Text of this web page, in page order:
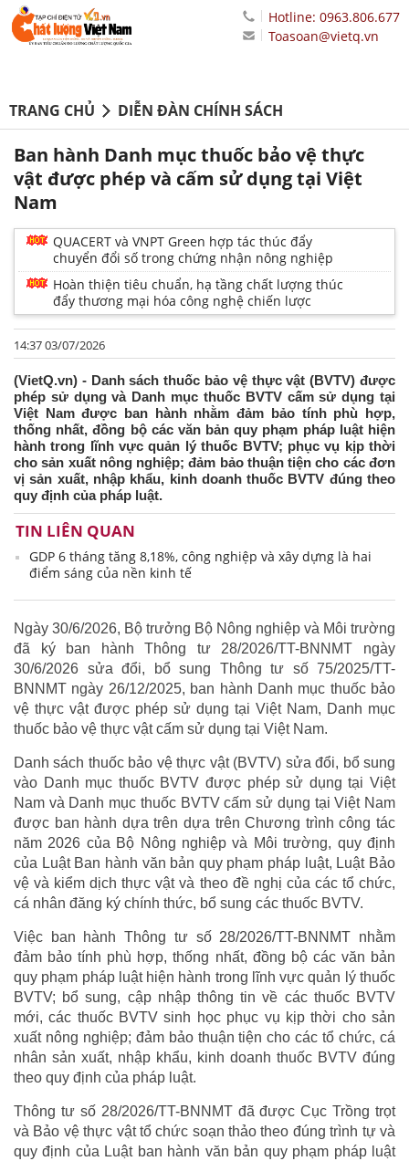
Hotline: 0963.806.677
Toasoan@vietq.vn
TRANG CHỦ DIỄN ĐÀN CHÍNH SÁCH
Ban hành Danh mục thuốc bảo vệ thực
vật được phép và cấm sử dụng tại Việt
Nam
QUACERT và VNPT Green hợp tác thúc đẩy
chuyển đổi số trong chứng nhận nông nghiệp
Hoàn thiện tiêu chuẩn, hạ tầng chất lượng thúc
đẩy thương mại hóa công nghệ chiến lược
14:37 03/07/2026
(VietQ.vn) - Danh sách thuốc bảo vệ thực vật (BVTV) được
phép sử dụng và Danh mục thuốc BVTV cấm sử dụng tại
Việt Nam được ban hành nhằm đảm bảo tính phù hợp,
thống nhất, đồng bộ các văn bản quy phạm pháp luật hiện
hành trong lĩnh vực quản lý thuốc BVTV; phục vụ kịp thời
cho sản xuất nông nghiệp; đảm bảo thuận tiện cho các đơn
vị sản xuất, nhập khẩu, kinh doanh thuốc BVTV đúng theo
quy định của pháp luật.
TIN LIÊN QUAN
GDP 6 tháng tăng 8,18%, công nghiệp và xây dựng là hai
điểm sáng của nền kinh tế
Ngày 30/6/2026, Bộ trưởng Bộ Nông nghiệp và Môi trường
đã ký ban hành Thông tư 28/2026/TT-BNNMT ngày
30/6/2026 sửa đổi, bổ sung Thông tư số 75/2025/TT-
BNNMT ngày 26/12/2025, ban hành Danh mục thuốc bảo
vệ thực vật được phép sử dụng tại Việt Nam, Danh mục
thuốc bảo vệ thực vật cấm sử dụng tại Việt Nam.
Danh sách thuốc bảo vệ thực vật (BVTV) sửa đổi, bổ sung
vào Danh mục thuốc BVTV được phép sử dụng tại Việt
Nam và Danh mục thuốc BVTV cấm sử dụng tại Việt Nam
được ban hành dựa trên dựa trên Chương trình công tác
năm 2026 của Bộ Nông nghiệp và Môi trường, quy định
của Luật Ban hành văn bản quy phạm pháp luật, Luật Bảo
vệ và kiểm dịch thực vật và theo đề nghị của các tổ chức,
cá nhân đăng ký chính thức, bổ sung các thuốc BVTV.
Việc ban hành Thông tư số 28/2026/TT-BNNMT nhằm
đảm bảo tính phù hợp, thống nhất, đồng bộ các văn bản
quy phạm pháp luật hiện hành trong lĩnh vực quản lý thuốc
BVTV; bổ sung, cập nhập thông tin về các thuốc BVTV
mới, các thuốc BVTV sinh học phục vụ kịp thời cho sản
xuất nông nghiệp; đảm bảo thuận tiện cho các tổ chức, cá
nhân sản xuất, nhập khẩu, kinh doanh thuốc BVTV đúng
theo quy định của pháp luật.
Thông tư số 28/2026/TT-BNNMT đã được Cục Trồng trọt
và Bảo vệ thực vật tổ chức soạn thảo theo đúng trình tự và
quy định của Luật ban hành văn bản quy phạm pháp luật